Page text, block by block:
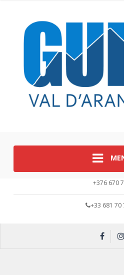
+376 670
+33 681 70